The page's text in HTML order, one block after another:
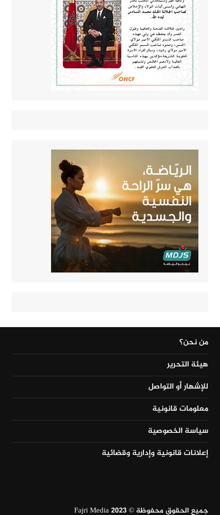
من نحن؟
هيئة التحرير
للإشهار أو التواصل
معلومات قانونية
سياسة الخصوصية
إعلانات قانونية وإدارية وقضائية
جميع الحقوق محفوظة © Fajri Media 2023